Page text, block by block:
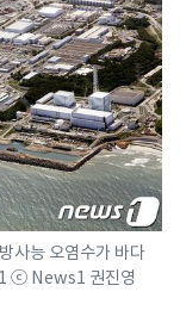
사능 오염수가 바다
ⓒ News1 권진영